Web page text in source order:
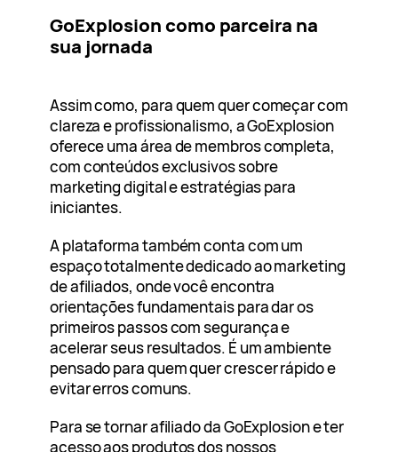
GoExplosion como parceira na
sua jornada
Assim como, para quem quer começar com
clareza e profissionalismo, a GoExplosion
oferece uma área de membros completa,
com conteúdos exclusivos sobre
marketing digital e estratégias para
iniciantes.
A plataforma também conta com um
espaço totalmente dedicado ao marketing
de afiliados, onde você encontra
orientações fundamentais para dar os
primeiros passos com segurança e
acelerar seus resultados. É um ambiente
pensado para quem quer crescer rápido e
evitar erros comuns.
Para se tornar afiliado da GoExplosion e ter
acesso aos produtos dos nossos